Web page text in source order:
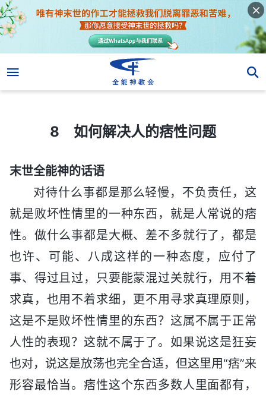
8 如何解决人的痞性问题
末世全能神的话语
对待什么事都是那么轻慢，不负责任，这
就是败坏性情里的一种东西，就是人常说的痞
性。做什么事都是大概、差不多就行了，都是
也许、可能、八成这样的一种态度，应付了
事、得过且过，只要能蒙混过关就行，用不着
求真，也用不着求细，更不用寻求真理原则，
这是不是败坏性情里的东西？这属不属于正常
人性的表现？这就不属于了。如果说这是狂妄
也对，说这是放荡也完全合适，但这里用“痞”来
形容最恰当。痞性这个东西多数人里面都有，